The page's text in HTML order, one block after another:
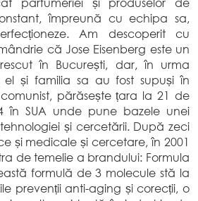
parfumeriei și produselor de
împreună cu echipa sa,
Am descoperit cu
că Jose Eisenberg este un
în București, dar, în urma
el și familia sa au fost supuși în
părăsește țara la 21 de
în SUA unde pune bazele unei
și cercetării. După zeci
și medicale și cercetare, în 2001
de temelie a brandului: Formula
formulă de 3 molecule stă la
prevenții anti-aging și corecții, o